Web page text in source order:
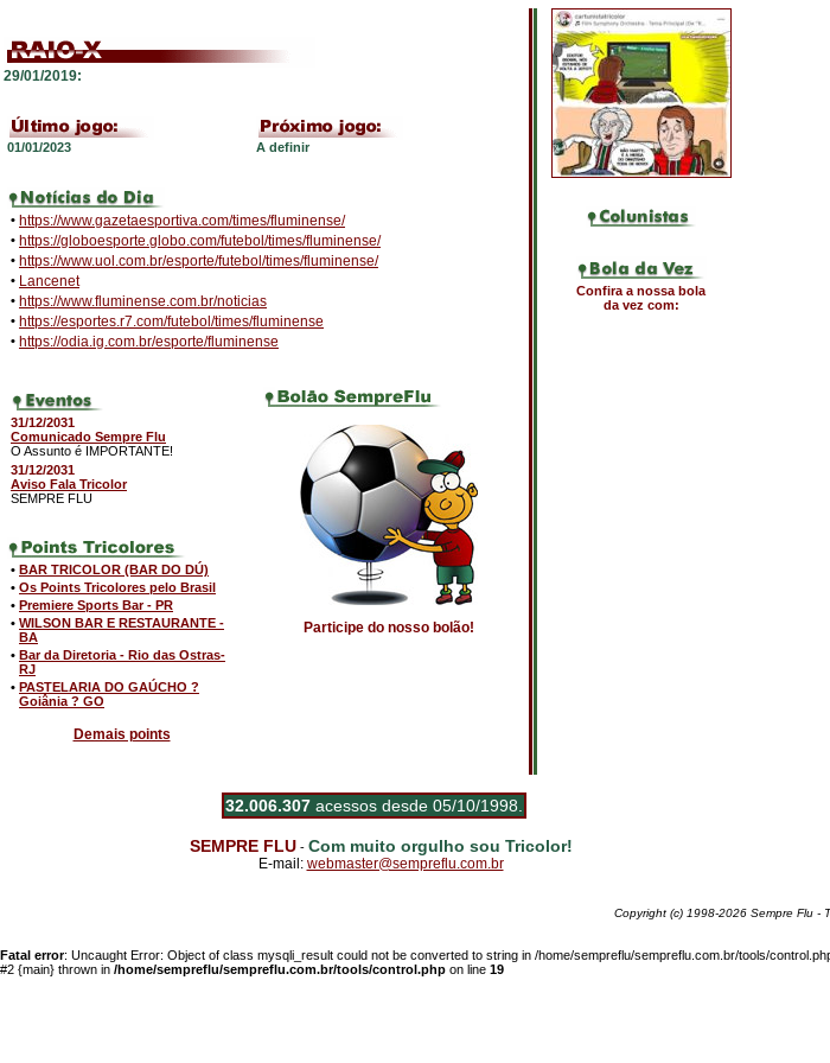
29/01/2019:
01/01/2023 A definir
• https://www.gazetaesportiva.com/times/fluminense/
• https://globoesporte.globo.com/futebol/times/fluminense/
• https://www.uol.com.br/esporte/futebol/times/fluminense/
• Lancenet
• https://www.fluminense.com.br/noticias
• https://esportes.r7.com/futebol/times/fluminense
• https://odia.ig.com.br/esporte/fluminense
31/12/2031
Comunicado Sempre Flu
O Assunto é IMPORTANTE!
31/12/2031
Aviso Fala Tricolor
SEMPRE FLU
• BAR TRICOLOR (BAR DO DÚ)
• Os Points Tricolores pelo Brasil
• Premiere Sports Bar - PR
• WILSON BAR E RESTAURANTE -
BA
• Bar da Diretoria - Rio das Ostras-
RJ
• PASTELARIA DO GAÚCHO ?
Goiânia ? GO
Demais points
Participe do nosso bolão!
Confira a nossa bola
da vez com:
32.006.307 acessos desde 05/10/1998.
SEMPRE FLU- Com muito orgulho sou Tricolor!
E-mail: webmaster@sempreflu.com.br
Copyright (c) 1998-2026 Sempre Flu -
Fatal error: Uncaught Error: Object of class mysqli_result could not be converted to string in /home/sempreflu/sempreflu.com.br/tools/
#2 {main} thrown in /home/sempreflu/sempreflu.com.br/tools/control.php on line 19